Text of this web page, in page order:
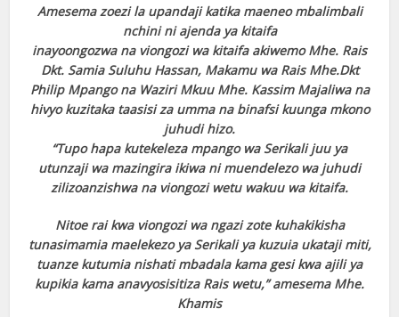
Amesema zoezi la upandaji katika maeneo mbalimbali
nchini ni ajenda ya kitaifa
inayoongozwa na viongozi wa kitaifa akiwemo Mhe. Rais
Dkt. Samia Suluhu Hassan, Makamu wa Rais Mhe.Dkt
Philip Mpango na Waziri Mkuu Mhe. Kassim Majaliwa na
hivyo kuzitaka taasisi za umma na binafsi kuunga mkono
juhudi hizo.
“Tupo hapa kutekeleza mpango wa Serikali juu ya
utunzaji wa mazingira ikiwa nimuendelezo wa juhudi
zilizoanzishwa na viongozi wetu wakuu wa kitaifa.
Nitoe rai kwa viongozi wa ngazi zote kuhakikisha
tunasimamia maelekezo ya Serikali ya kuzuia ukataji miti,
tuanze kutumia nishati mbadala kama gesi kwa ajili ya
kupikia kama anavyosisitiza Rais wetu,” amesema Mhe.
Khamis